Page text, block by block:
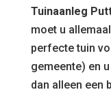
Tuinaanleg
moet u
perfecte tuin
gemeente) en
dan alleen een